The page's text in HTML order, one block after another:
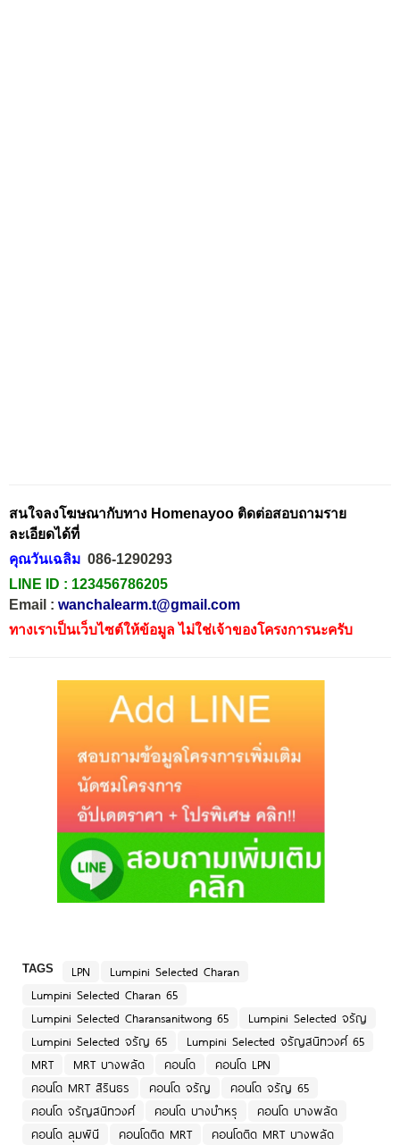
สนใจลงโฆษณากับทาง Homenayoo ติดต่อสอบถามราย
ละเอียดได้ที่
คุณวันเฉลิม 086-1290293
LINE ID : 123456786205
Email : wanchalearm.t@gmail.com
ทางเราเป็นเว็บไซต์ให้ข้อมูล ไม่ใช่เจ้าของโครงการนะครับ
TAGS LPN
Lumpini Selected Charan
Lumpini Selected Charan 65
Lumpini Selected Charansanitwong 65
Lumpini Selected จรัญ
Lumpini Selected จรัญ 65
Lumpini Selected จรัญสนิทวงศ์ 65
MRT
MRT บางพลัด คอนโด
คอนโด LPN
คอนโด MRT สิรินธร
คอนโด จรัญ
คอนโด จรัญ 65
คอนโด จรัญสนิทวงศ์
คอนโด บางบำหรุ
คอนโด บางพลัด
คอนโด ลุมพินี
คอนโดติด MRT
คอนโดติด MRT บางพลัด